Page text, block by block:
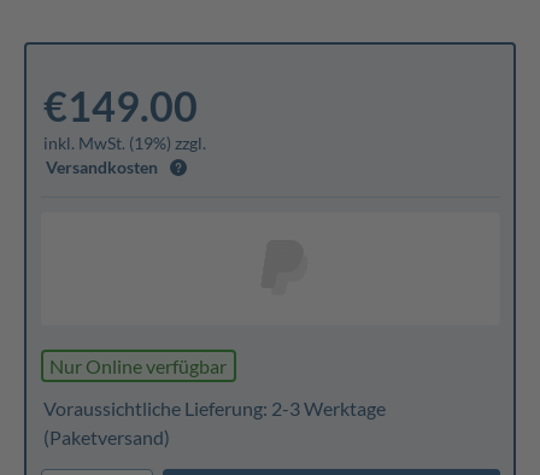
€149.00
inkl. MwSt. (19%) zzgl.
Versandkosten
Nur Online verfügbar
Voraussichtliche Lieferung: 2-3 Werktage
(Paketversand)